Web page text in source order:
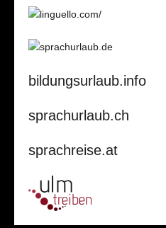
bildungsurlaub.info
sprachurlaub.ch
sprachreise.at